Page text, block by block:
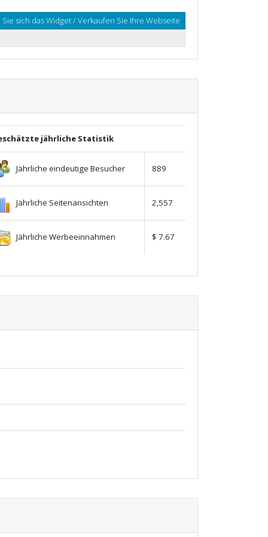
sich das Widget / Verkaufen Sie Ihre Webseite
jährliche Statistik
Jährliche eindeutige Besucher 889
Jährliche Seitenansichten 2,557
Jährliche Werbeeinnahmen $ 7.67